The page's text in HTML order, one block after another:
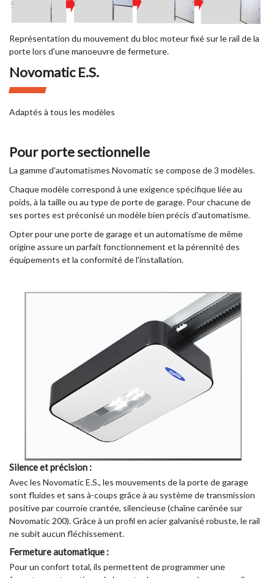
Représentation du mouvement du bloc moteur fixé sur le rail de la
porte lors d'une manoeuvre de fermeture.
Novomatic E.S.
Adaptés à tous les modèles
Pour porte sectionnelle
La gamme d'automatismes Novomatic se compose de 3 modèles.
Chaque modèle correspond à une exigence spécifique liée au
poids, à la taille ou au type de porte de garage. Pour chacune de
ses portes est préconisé un modèle bien précis d'automatisme.
Opter pour une porte de garage et un automatisme de même
origine assure un parfait fonctionnement et la pérennité des
équipements et la conformité de l'installation.
Silence et précision :
Avec les Novomatic E.S., les mouvements de la porte de garage
sont fluides et sans à-coups grâce à au système de transmission
positive par courroie crantée, silencieuse (chaîne carénée sur
Novomatic 200). Grâce à un profil en acier galvanisé robuste, le rail
ne subit aucun fléchissement.
Fermeture automatique :
Pour un confort total, ils permettent de programmer une